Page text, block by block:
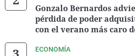
Gonzalo Bernardos
pérdida de poder
con el verano más caro
ECONOMÍA